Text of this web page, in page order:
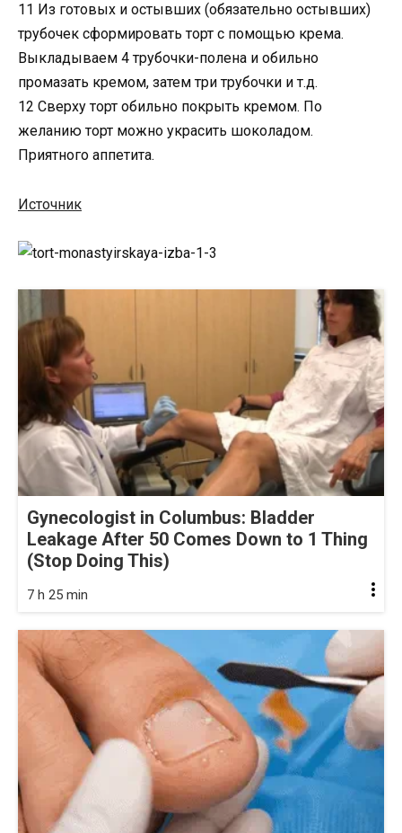
11 Из готовых и остывших (обязательно остывших)
трубочек сформировать торт с помощью крема.
Выкладываем 4 трубочки-полена и обильно
промазать кремом, затем три трубочки и т.д.
12 Сверху торт обильно покрыть кремом. По
желанию торт можно украсить шоколадом.
Приятного аппетита.
Источник
Gynecologist in Columbus: Bladder
Leakage After 50 Comes Down to 1 Thing
(Stop Doing This)
7 h 25 min